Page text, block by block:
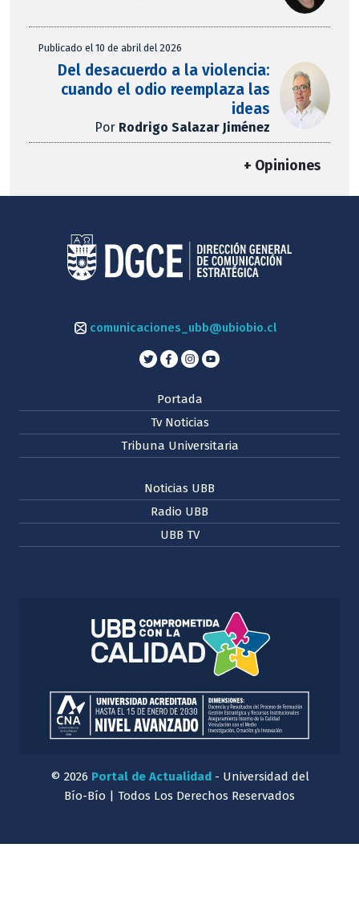
Publicado el 10 de abril del 2026
Del desacuerdo a la violencia:
cuando el odio reemplaza las
ideas
Por Rodrigo Salazar Jiménez
+ Opiniones
comunicaciones_ubb@ubiobio.cl
Portada
Tv Noticias
Tribuna Universitaria
Noticias UBB
Radio UBB
UBB TV
© 2026 Portal de Actualidad- Universidad del
Bío-Bío | Todos Los Derechos Reservados